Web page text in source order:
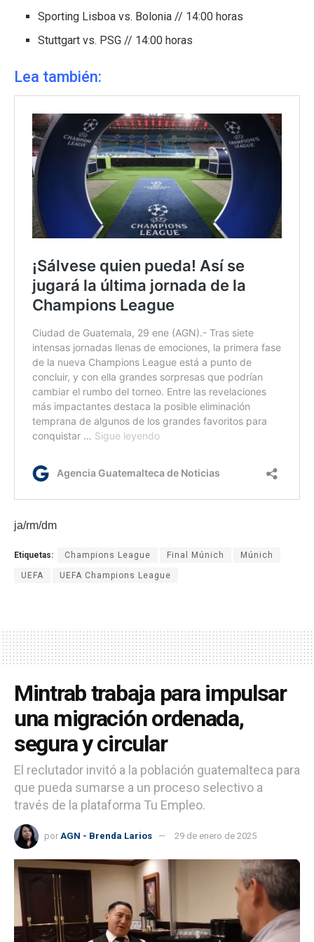
Sporting Lisboa vs. Bolonia // 14:00 horas
Stuttgart vs. PSG // 14:00 horas
Lea también:
ja/rm/dm
Etiquetas: Champions League Final Múnich Múnich
UEFA UEFA Champions League
Mintrab trabaja para impulsar
una migración ordenada,
segura y circular
El reclutador invitó a la población guatemalteca para
que pueda sumarse a un proceso selectivo a
través de la plataforma Tu Empleo.
por AGN - Brenda Larios 29 de enero de 2025